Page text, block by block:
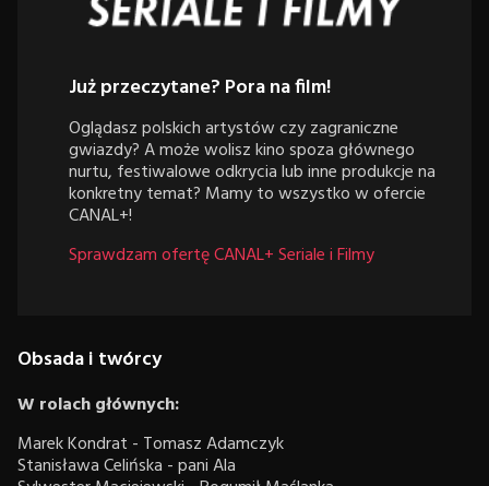
Już przeczytane? Pora na film!
Oglądasz polskich artystów czy zagraniczne
gwiazdy? A może wolisz kino spoza głównego
nurtu, festiwalowe odkrycia lub inne produkcje na
konkretny temat? Mamy to wszystko w ofercie
CANAL+!
Sprawdzam ofertę CANAL+ Seriale i Filmy
Obsada i twórcy
W rolach głównych:
Marek Kondrat - Tomasz Adamczyk
Stanisława Celińska - pani Ala